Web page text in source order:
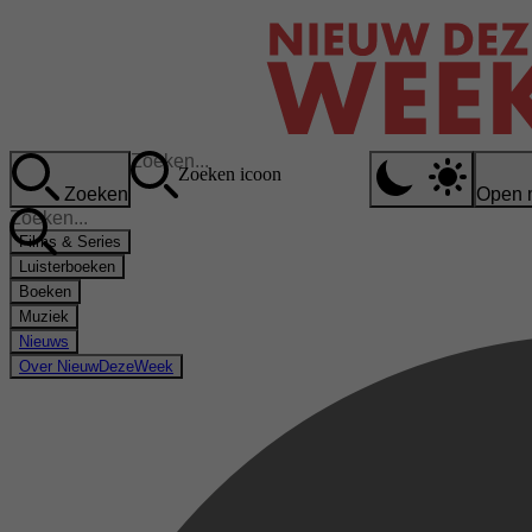
Zoeken
Zoeken icoon
Open
Films & Series
Luisterboeken
Boeken
Muziek
Nieuws
Over NieuwDezeWeek